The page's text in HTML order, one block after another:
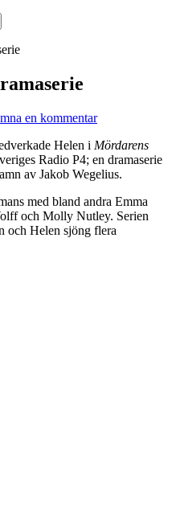
en kommentar
Helen i Mördarens
Radio P4; en dramaserie
av Jakob Wegelius.
med bland andra Emma
och Molly Nutley. Serien
och Helen sjöng flera